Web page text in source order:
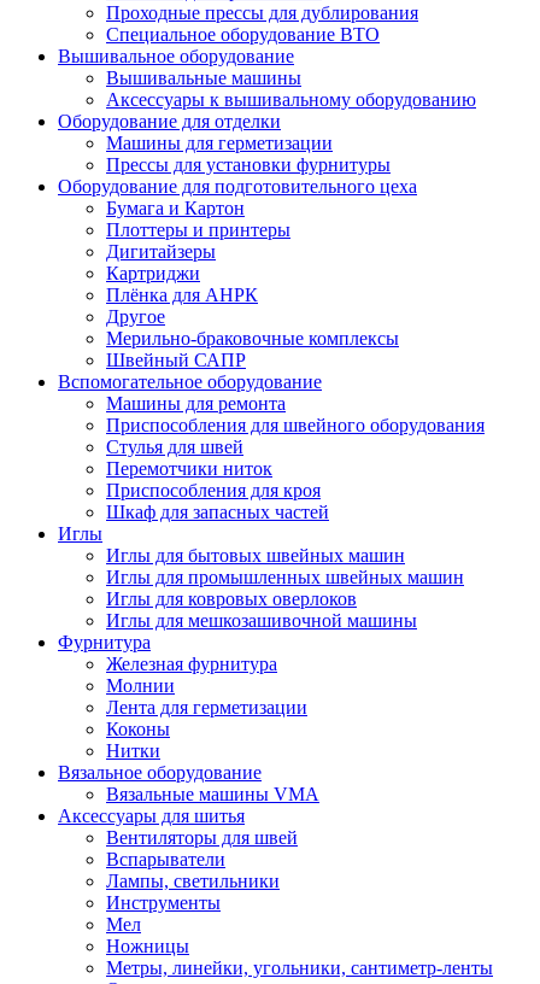
Проходные прессы для дублирования
Специальное оборудование ВТО
Вышивальное оборудование
Вышивальные машины
Аксессуары к вышивальному оборудованию
Оборудование для отделки
Машины для герметизации
Прессы для установки фурнитуры
Оборудование для подготовительного цеха
Бумага и Картон
Плоттеры и принтеры
Дигитайзеры
Картриджи
Плёнка для АНРК
Другое
Мерильно-браковочные комплексы
Швейный САПР
Вспомогательное оборудование
Машины для ремонта
Приспособления для швейного оборудования
Стулья для швей
Перемотчики ниток
Приспособления для кроя
Шкаф для запасных частей
Иглы
Иглы для бытовых швейных машин
Иглы для промышленных швейных машин
Иглы для ковровых оверлоков
Иглы для мешкозашивочной машины
Фурнитура
Железная фурнитура
Молнии
Лента для герметизации
Коконы
Нитки
Вязальное оборудование
Вязальные машины VMA
Аксессуары для шитья
Вентиляторы для швей
Вспарыватели
Лампы, светильники
Инструменты
Мел
Ножницы
Метры, линейки, угольники, сантиметр-ленты